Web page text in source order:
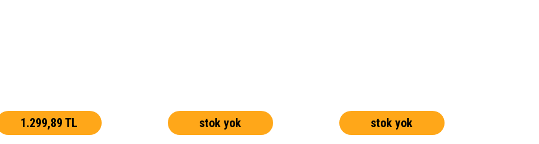
1.299,89 TL stok yok stok yok